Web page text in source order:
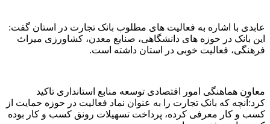
عابدی با اشاره به فعالیت های مطلوب بانک تجارت در استان گفت:
این بانک در حوزه های دانشگاهی، صنایع معدن، کشاورزی میراث
فرهنگی، فعالیت خوبی در استان داشته است.
معاون هماهنگی امور اقتصادی توسعه منابع استانداری تاکید
کرد:آنچه که بانک تجارت را به عنوان نماد فعالیت در حوزه حمایت از
کسب و کار معرفی کرده، پرداخت تسهیلات رونق کسب و کار بوده